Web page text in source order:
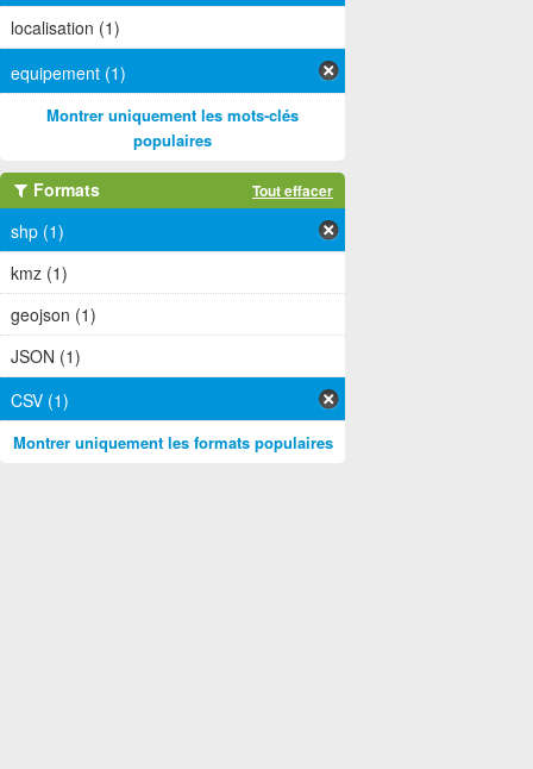
localisation (1)
equipement (1)
Montrer uniquement les mots-clés
populaires
Formats Tout effacer
shp (1)
kmz (1)
geojson (1)
JSON (1)
CSV (1)
Montrer uniquement les formats populaires